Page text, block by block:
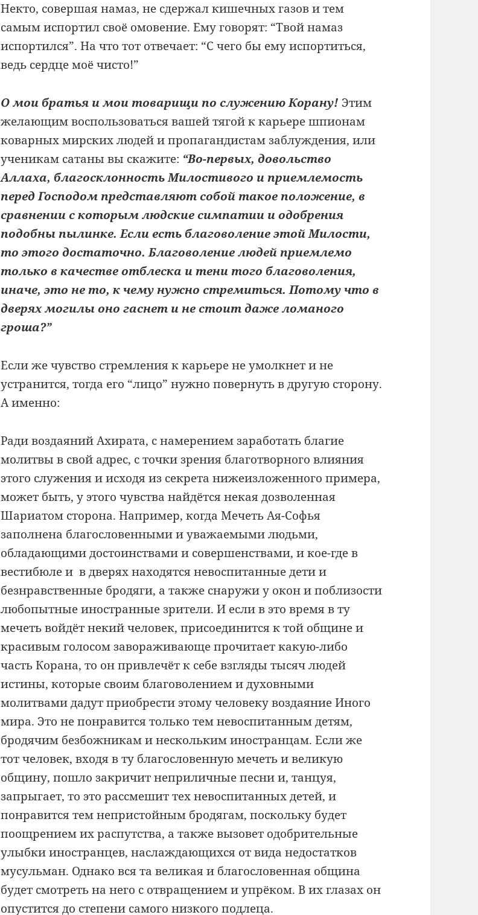
Некто, совершая намаз, не сдержал кишечных газов и тем
самым испортил своё омовение. Ему говорят: “Твой намаз
испортился”. На что тот отвечает: “С чего бы ему испортиться,
ведь сердце моё чисто!”
О мои братья и мои товарищи по служению Корану! Этим
желающим воспользоваться вашей тягой к карьере шпионам
коварных мирских людей и пропагандистам заблуждения, или
ученикам сатаны вы скажите: “Во-первых, довольство
Аллаха, благосклонность Милостивого и приемлемость
перед Господом представляют собой такое положение, в
сравнении с которым людские симпатии и одобрения
подобны пылинке. Если есть благоволение этой Милости,
то этого достаточно. Благоволение людей приемлемо
только в качестве отблеска и тени того благоволения,
иначе, это не то, к чему нужно стремиться. Потому что в
дверях могилы оно гаснет и не стоит даже ломаного
гроша?”
Если же чувство стремления к карьере не умолкнет и не
устранится, тогда его “лицо” нужно повернуть в другую сторону.
А именно:
Ради воздаяний Ахирата, с намерением заработать благие
молитвы в свой адрес, с точки зрения благотворного влияния
этого служения и исходя из секрета нижеизложенного примера,
может быть, у этого чувства найдётся некая дозволенная
Шариатом сторона. Например, когда Мечеть Ая-Софья
заполнена благословенными и уважаемыми людьми,
обладающими достоинствами и совершенствами, и кое-где в
вестибюле и в дверях находятся невоспитанные дети и
безнравственные бродяги, а также снаружи у окон и поблизости
любопытные иностранные зрители. И если в это время в ту
мечеть войдёт некий человек, присоединится к той общине и
красивым голосом завораживающе прочитает какую-либо
часть Корана, то он привлечёт к себе взгляды тысяч людей
истины, которые своим благоволением и духовными
молитвами дадут приобрести этому человеку воздаяние Иного
мира. Это не понравится только тем невоспитанным детям,
бродячим безбожникам и нескольким иностранцам. Если же
тот человек, входя в ту благословенную мечеть и великую
общину, пошло закричит неприличные песни и, танцуя,
запрыгает, то это рассмешит тех невоспитанных детей, и
понравится тем непристойным бродягам, поскольку будет
поощрением их распутства, а также вызовет одобрительные
улыбки иностранцев, наслаждающихся от вида недостатков
мусульман. Однако вся та великая и благословенная община
будет смотреть на него с отвращением и упрёком. В их глазах он
опустится до степени самого низкого подлеца.